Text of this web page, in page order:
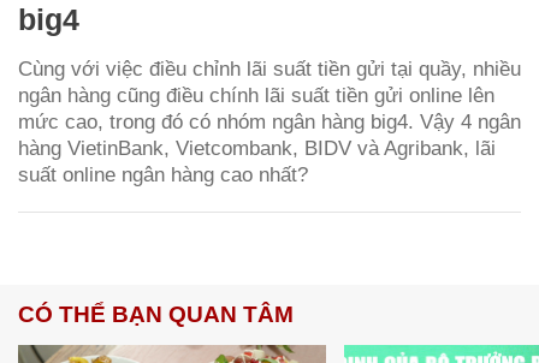
big4
Cùng với việc điều chỉnh lãi suất tiền gửi tại quầy, nhiều
ngân hàng cũng điều chính lãi suất tiền gửi online lên
mức cao, trong đó có nhóm ngân hàng big4. Vậy 4 ngân
hàng VietinBank, Vietcombank, BIDV và Agribank, lãi
suất online ngân hàng cao nhất?
CÓ THỂ BẠN QUAN TÂM